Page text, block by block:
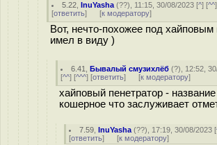
5.22 ,InuYasha (??), 11:15, 30/08/2023 [^] [^^
[ответить] [к модератору]
Вот, нечто-похожее под хайповым
имел в виду )
6.41 ,Бывалый смузихлёб (?), 12:52,
[^^] [^^^] [ответить] [к модератору]
хайповый пенетратор -
кошерное что заслуживает
7.59 ,InuYasha (??), 17:19, 30/08/2023 [
[ответить] [к модератору]